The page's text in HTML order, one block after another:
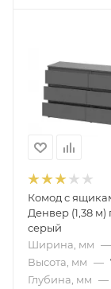
Комод с
Денвер (1,38 м)
серый
Ширина, мм —
Высота, мм —
Глубина, мм —